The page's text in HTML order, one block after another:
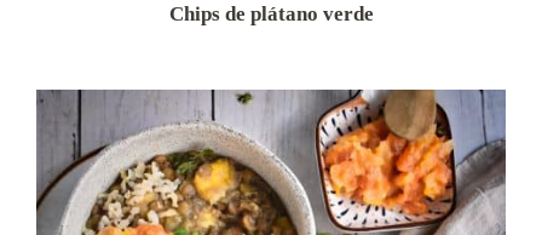
Chips de plátano verde